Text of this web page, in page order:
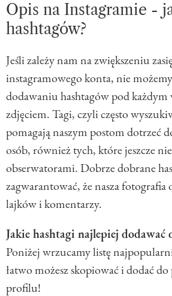
Opis na Instagramie -
hashtagów?
Jeśli zależy nam na zwiększeniu
instagramowego konta, nie
dodawaniu hashtagów pod
zdjęciem. Tagi, czyli często
pomagają naszym postom dotrzeć
osób, również tych, które jeszcze
obserwatorami. Dobrze dobrane
zagwarantować, że nasza
lajków i komentarzy.
Jakie hashtagi najlepiej dodawać
Poniżej wrzucamy listę
łatwo możesz skopiować i dodać
profilu!